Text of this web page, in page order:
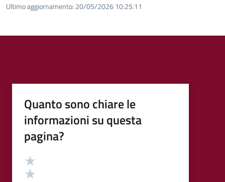
Ultimo aggiornamento: 20/05/2026 10:25.11
Quanto sono chiare le
informazioni su questa
pagina?
Valutazione